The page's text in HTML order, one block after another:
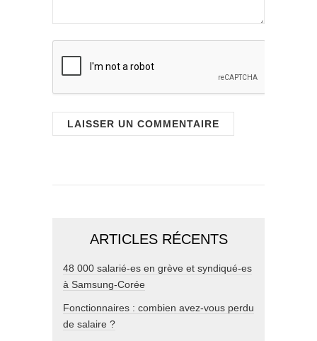
ARTICLES RÉCENTS
48 000 salarié-es en grève et syndiqué-es
à Samsung-Corée
Fonctionnaires : combien avez-vous perdu
de salaire ?